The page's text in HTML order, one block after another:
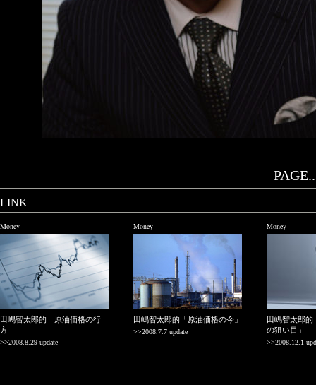
LINK
Money
田嶋智太郎的「原油価格の行
方」
>>2008.8.29 update
Money
田嶋智太郎的「原油価格の今」
>>2008.7.7 update
Money
田嶋智太郎的
の狙い目」
>>2008.12.1